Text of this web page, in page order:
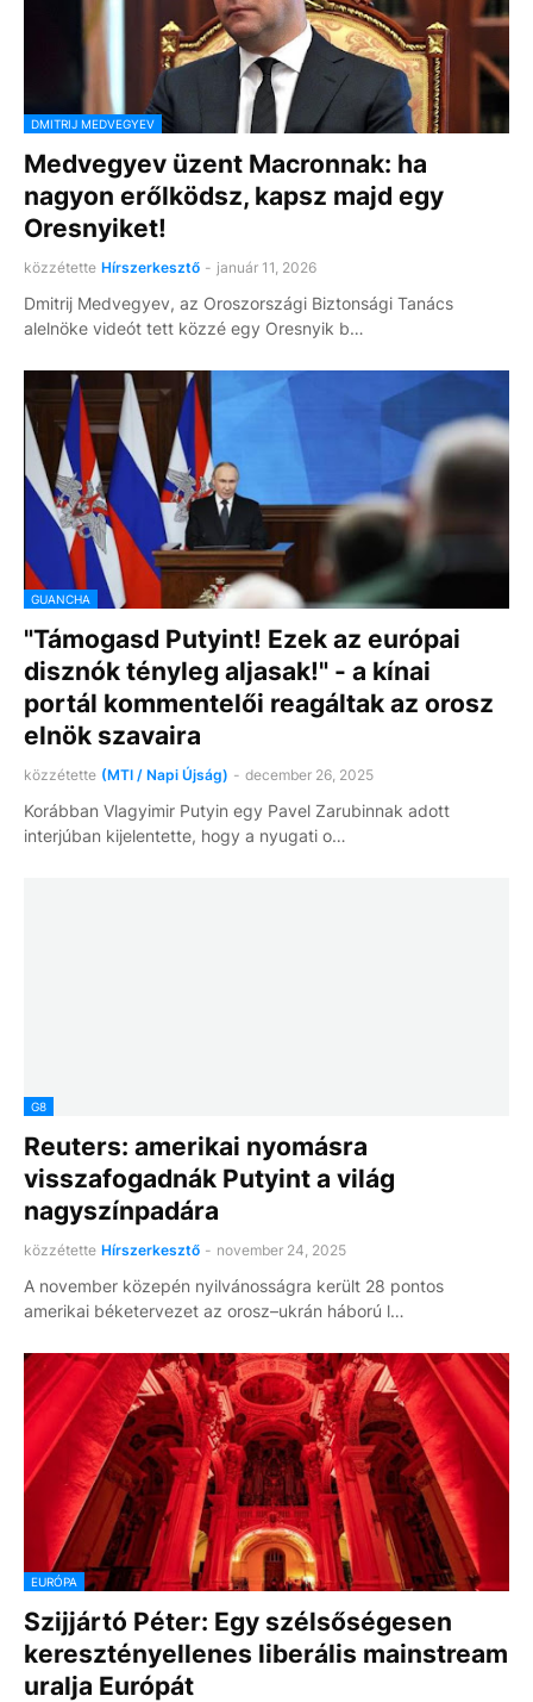
DMITRIJ MEDVEGYEV
Medvegyev üzent Macronnak: ha
nagyon erőlködsz, kapsz majd egy
Oresnyiket!
közzétette Hírszerkesztő - január 11, 2026
Dmitrij Medvegyev, az Oroszországi Biztonsági Tanács
alelnöke videót tett közzé egy Oresnyik b…
GUANCHA
"Támogasd Putyint! Ezek az európai
disznók tényleg aljasak!" - a kínai
portál kommentelői reagáltak az orosz
elnök szavaira
közzétette (MTI / Napi Újság) - december 26, 2025
Korábban Vlagyimir Putyin egy Pavel Zarubinnak adott
interjúban kijelentette, hogy a nyugati o…
G8
Reuters: amerikai nyomásra
visszafogadnák Putyint a világ
nagyszínpadára
közzétette Hírszerkesztő - november 24, 2025
A november közepén nyilvánosságra került 28 pontos
amerikai béketervezet az orosz–ukrán háború l…
EURÓPA
Szijjártó Péter: Egy szélsőségesen
keresztényellenes liberális mainstream
uralja Európát